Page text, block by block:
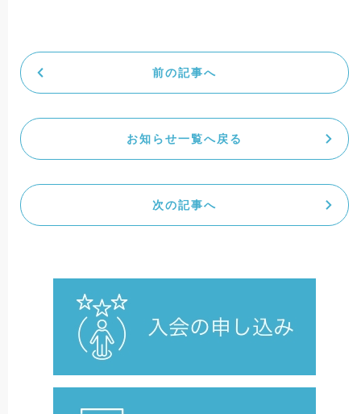
前の記事へ
お知らせ一覧へ戻る
次の記事へ